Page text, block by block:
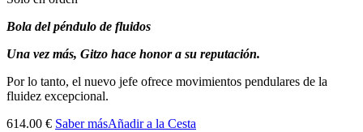
Bola del péndulo de fluidos
Una vez más, Gitzo hace honor a su reputación.
Por lo tanto, el nuevo jefe ofrece movimientos pendulares de la
fluidez excepcional.
614.00 € Saber másAñadir a la Cesta